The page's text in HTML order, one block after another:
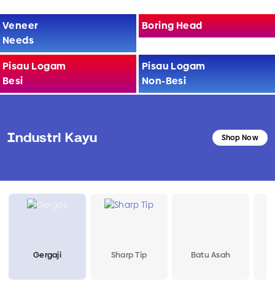
Veneer
Needs
Boring Head
Pisau Logam
Besi
Pisau Logam
Non-Besi
Industri Kayu Shop Now
Gergaji Sharp Tip Batu Asah